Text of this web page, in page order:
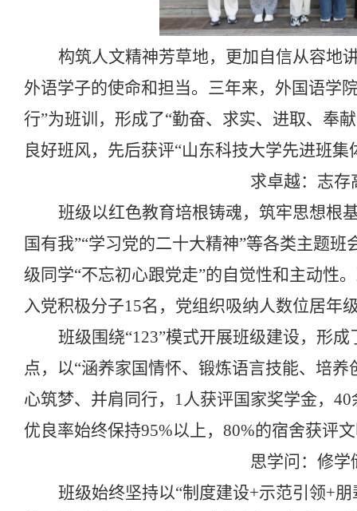
构筑人文精神芳草地，更加自信从容地
外语学子的使命和担当。三年来，外国语学
行”为班训，形成了“勤奋、求实、进取、奉
良好班风，先后获评“山东科技大学先进班
求卓越：志存
班级以红色教育培根铸魂，筑牢思想根
国有我”“学习党的二十大精神”等各类主题
级同学“不忘初心跟党走”的自觉性和主动性
入党积极分子15名，党组织吸纳人数位居年
班级围绕“123”模式开展班级建设，形成
点，以“涵养家国情怀、锻炼语言技能、培
心筑梦、并肩同行， 1人获评国家奖学金， 40
优良率始终保持95%以上， 80%的宿舍获评
思学问：修学
班级始终坚持以“制度建设+示范引领+朋